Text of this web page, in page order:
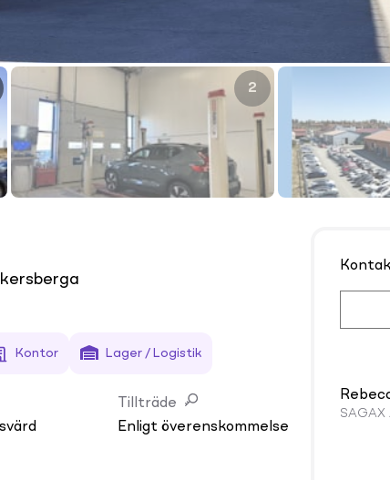
2
Kontor Lager / Logistik
Tillträde
Enligt överenskommelse
SAGAX